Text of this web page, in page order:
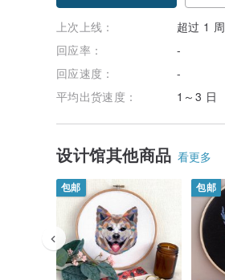
上次上线：
超过 1 周
回应率：
-
回应速度：
-
平均出货速度：
1～3 日
设计馆其他商品 看更多
包邮 包邮